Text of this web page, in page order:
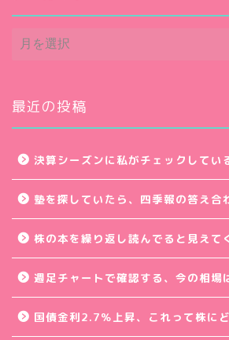
ア
ー
ブ
最近の投稿
決算シーズンに私がチェックしてい
塾を探していたら、四季報の答え合
株の本を繰り返し読んでると見えて
週足チャートで確認する、今の相場
国債金利2.7％上昇、これって株に